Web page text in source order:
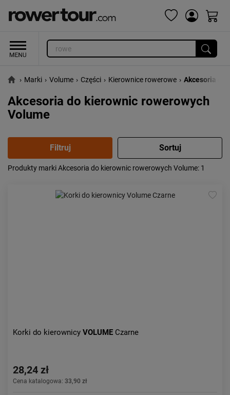
› Marki › Volume › Części › Kierownice rowerowe › Akcesoria do
Akcesoria do kierownic rowerowych
Volume
Popularność:
największa
od najwyższej
Produkty marki Akcesoria do kierownic rowerowych Volume: 1
Korki do kierownicy VOLUME Czarne
28,24 zł
Cena katalogowa: 33,90 zł